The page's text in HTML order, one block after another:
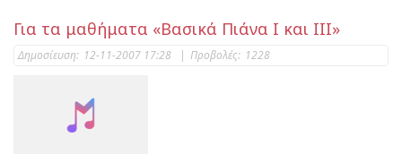
Για τα μαθήματα «Βασικά Πιάνα Ι και ΙΙΙ»
Δημοσίευση: 12-11-2007 17:28 | Προβολές: 1228